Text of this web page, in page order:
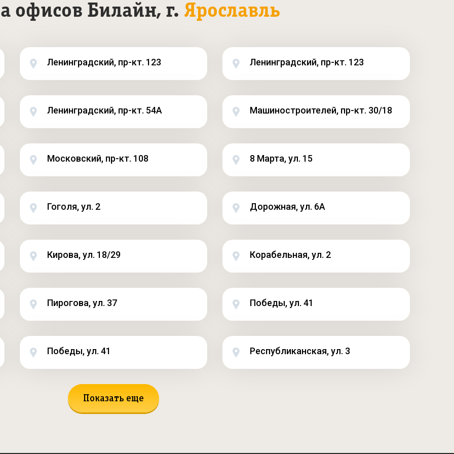
офисов Билайн, г. Ярославль
Ленинградский, пр-кт. 123 Ленинградский, пр-кт. 123
Ленинградский, пр-кт. 54А Машиностроителей, пр-кт. 30/18
Московский, пр-кт. 108 8 Марта, ул. 15
Гоголя, ул. 2 Дорожная, ул. 6А
Кирова, ул. 18/29 Корабельная, ул. 2
Пирогова, ул. 37 Победы, ул. 41
Победы, ул. 41 Республиканская, ул. 3
Показать еще